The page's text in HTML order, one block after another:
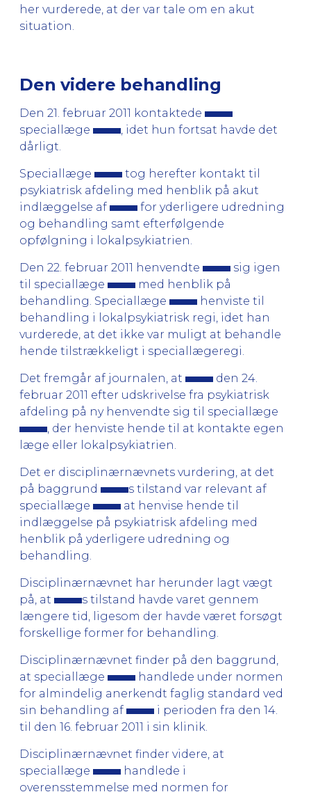
her vurderede, at der var tale om en akut
situation.
Den videre behandling
Den 21. februar 2011 kontaktede
speciallæge
, idet hun fortsat havde det
dårligt.
Speciallæge
tog herefter kontakt til
psykiatrisk afdeling med henblik på akut
indlæggelse af
for yderligere udredning
og behandling samt efterfølgende
opfølgning i lokalpsykiatrien.
Den 22. februar 2011 henvendte
sig igen
til speciallæge
med henblik på
behandling. Speciallæge
henviste til
behandling i lokalpsykiatrisk regi, idet han
vurderede, at det ikke var muligt at behandle
hende tilstrækkeligt i speciallægeregi.
Det fremgår af journalen, at
den 24.
februar 2011 efter udskrivelse fra psykiatrisk
afdeling på ny henvendte sig til speciallæge
, der henviste hende til at kontakte egen
læge eller lokalpsykiatrien.
Det er disciplinærnævnets vurdering, at det
på baggrund
s tilstand var relevant af
speciallæge
at henvise hende til
indlæggelse på psykiatrisk afdeling med
henblik på yderligere udredning og
behandling.
Disciplinærnævnet har herunder lagt vægt
på, at
s tilstand havde varet gennem
længere tid, ligesom der havde været forsøgt
forskellige former for behandling.
Disciplinærnævnet finder på den baggrund,
at speciallæge
handlede under normen
for almindelig anerkendt faglig standard ved
sin behandling af
i perioden fra den 14.
til den 16. februar 2011 i sin klinik.
Disciplinærnævnet finder videre, at
speciallæge
handlede i
overensstemmelse med normen for